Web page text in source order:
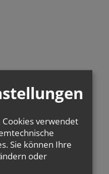
verwendet
Sie können Ihre
oder